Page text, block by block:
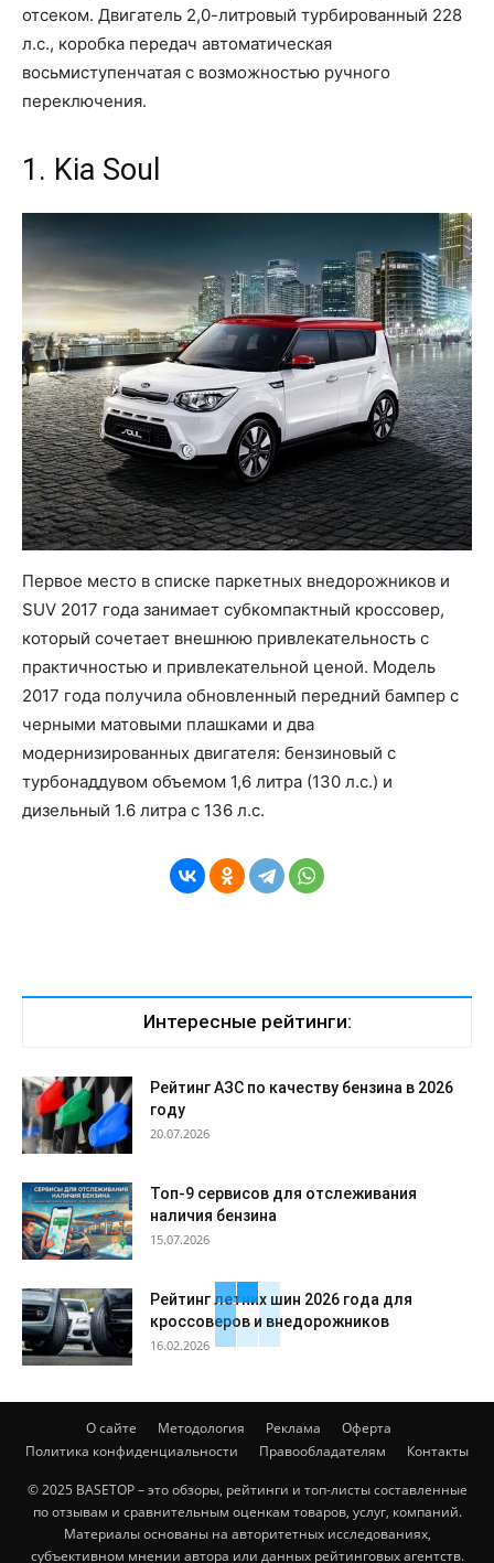
отсеком. Двигатель 2,0-литровый турбированный 228
л.с., коробка передач автоматическая
восьмиступенчатая с возможностью ручного
переключения.
1. Kia Soul
Первое место в списке паркетных внедорожников и
SUV 2017 года занимает субкомпактный кроссовер,
который сочетает внешнюю привлекательность с
практичностью и привлекательной ценой. Модель
2017 года получила обновленный передний бампер с
черными матовыми плашками и два
модернизированных двигателя: бензиновый с
турбонаддувом объемом 1,6 литра (130 л.с.) и
дизельный 1.6 литра с 136 л.с.
Интересные рейтинги:
Рейтинг АЗС по качеству бензина в 2026
году
20.07.2026
Топ-9 сервисов для отслеживания
наличия бензина
15.07.2026
Рейтинг летних шин 2026 года для
кроссоверов и внедорожников
16.02.2026
О сайте Методология Реклама
Оферта
Политика конфиденциальности
Правообладателям Контакты
© 2025 BASETOP – это обзоры, рейтинги и топ-листы составленные
по отзывам и сравнительным оценкам товаров, услуг, компаний.
Материалы основаны на авторитетных исследованиях,
субъективном мнении автора или данных рейтинговых агентств.